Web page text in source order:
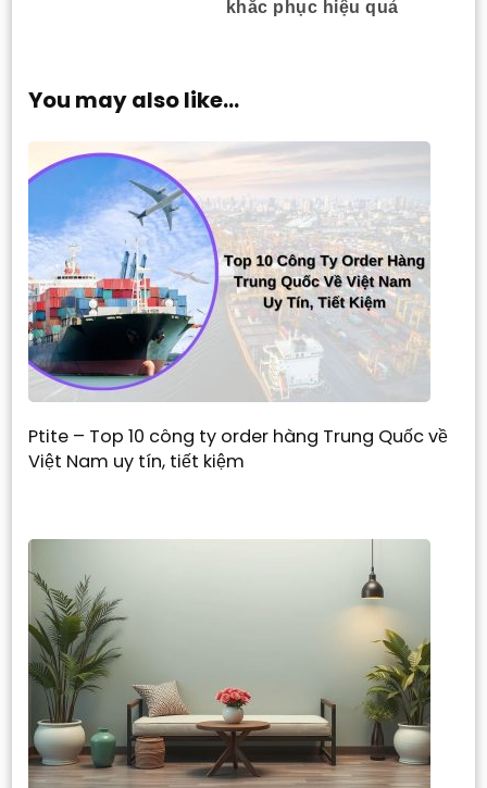
khắc phục hiệu quả
You may also like...
Ptite – Top 10 công ty order hàng Trung Quốc về
Việt Nam uy tín, tiết kiệm